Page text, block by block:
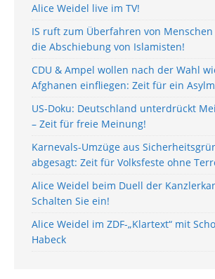
Alice Weidel live im TV!
IS ruft zum Überfahren von
die Abschiebung von Islamisten!
CDU & Ampel wollen nach der Wahl
Afghanen einfliegen: Zeit für ein
US-Doku: Deutschland unterdrückt
– Zeit für freie Meinung!
Karnevals-Umzüge aus
abgesagt: Zeit für Volksfeste ohne
Alice Weidel beim Duell der
Schalten Sie ein!
Alice Weidel im ZDF-„Klartext“ mit
Habeck